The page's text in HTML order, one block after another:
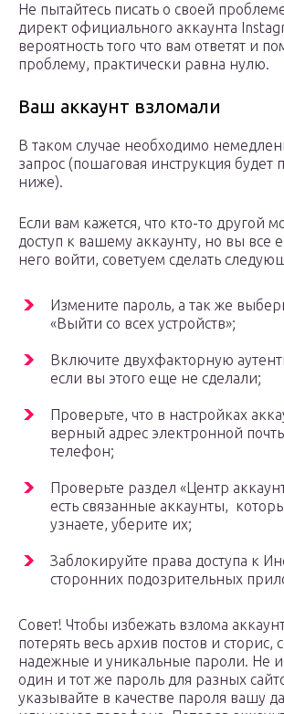
Не пытайтесь писать о своей
директ официального аккаунта
вероятность того что вам ответят и
проблему, практически равна нулю.
Ваш аккаунт взломали
В таком случае необходимо
запрос (пошаговая инструкция будет
ниже).
Если вам кажется, что кто-то другой
доступ к вашему аккаунту, но вы все
него войти, советуем сделать
Измените пароль, а так же
«Выйти со всех устройств»;
Включите двухфакторную
если вы этого еще не сделали;
Проверьте, что в настройках
верный адрес электронной
телефон;
Проверьте раздел «Центр
есть связанные аккаунты,
узнаете, уберите их;
Заблокируйте права доступа к
сторонних подозрительных
Совет! Чтобы избежать взлома
потерять весь архив постов и сторис,
надежные и уникальные пароли. Не
один и тот же пароль для разных
указывайте в качестве пароля вашу